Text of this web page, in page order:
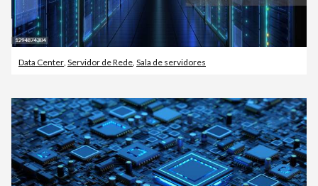
Data Center Servidor de Rede Sala de servidores